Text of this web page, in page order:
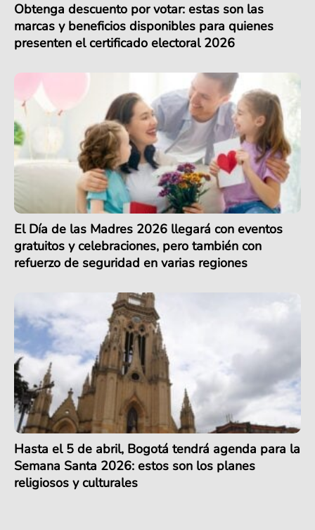
Obtenga descuento por votar: estas son las
marcas y beneficios disponibles para quienes
presenten el certificado electoral 2026
El Día de las Madres 2026 llegará con eventos
gratuitos y celebraciones, pero también con
refuerzo de seguridad en varias regiones
Hasta el 5 de abril, Bogotá tendrá agenda para la
Semana Santa 2026: estos son los planes
religiosos y culturales